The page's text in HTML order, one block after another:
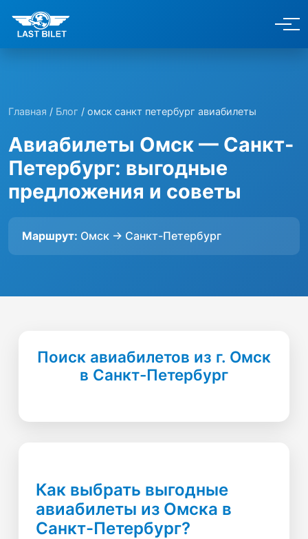
Главная / Блог / омск санкт петербург авиабилеты
Авиабилеты Омск — Санкт-
Петербург: выгодные
предложения и советы
Маршрут: Омск → Санкт-Петербург
Поиск авиабилетов из г. Омск
в Санкт-Петербург
Как выбрать выгодные
авиабилеты из Омска в
Санкт-Петербург?